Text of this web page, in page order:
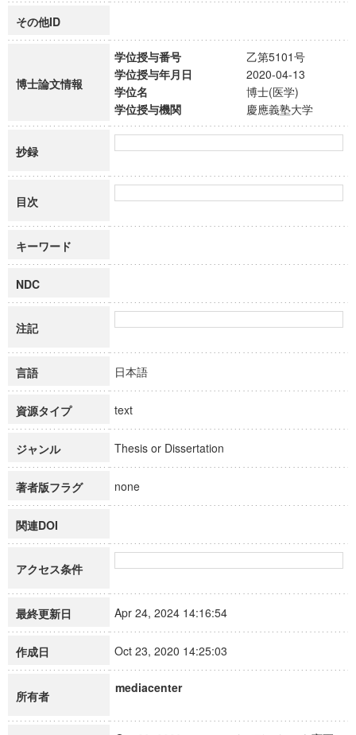
その他ID
博士論文情報
学位授与番号
乙第5101号
学位授与年月日
2020-04-13
学位名
博士(医学)
学位授与機関
慶應義塾大学
抄録
目次
キーワード
NDC
注記
言語 日本語
資源タイプ text
ジャンル Thesis or Dissertation
著者版フラグ none
関連DOI
アクセス条件
最終更新日 Apr 24, 2024 14:16:54
作成日 Oct 23, 2020 14:25:03
所有者
mediacenter